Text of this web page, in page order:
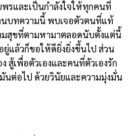
รและเป็นกำลังใจให้ทุกคนที่
นบทความนี้ พบเจอตัวตนที่แท้
มสุขที่ตามหามาตลอดนับตั้งแต่นี้
แล้วก็ขอให้ดียิ่งยิ่งขึ้นไป ส่วน
สู้เพื่อตัวเองและคนที่ตัวเองรัก
นต่อไป ด้วยวินัยและความมุ่งมั่น